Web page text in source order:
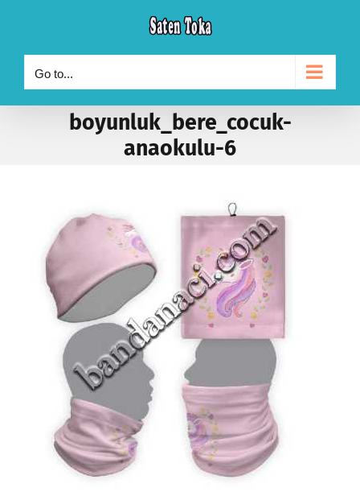
content
Go to...
boyunluk_bere_cocuk-
anaokulu-6